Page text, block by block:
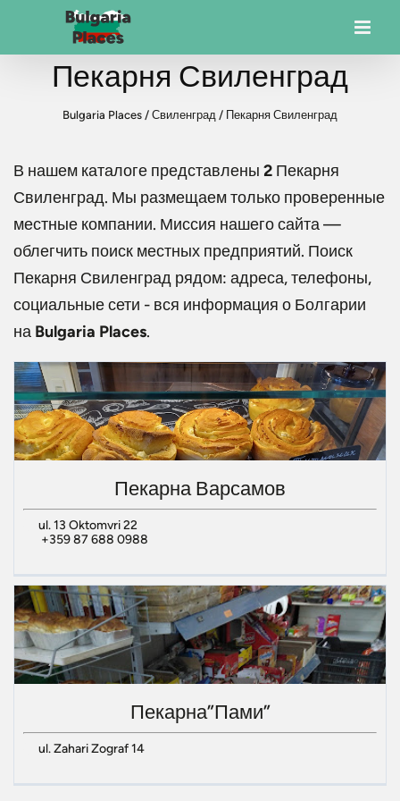
Пекарня Свиленград
Bulgaria Places / Свиленград / Пекарня Свиленград
В нашем каталоге представлены 2 Пекарня
Свиленград. Мы размещаем только проверенные
местные компании. Миссия нашего сайта —
облегчить поиск местных предприятий. Поиск
Пекарня Свиленград рядом: адреса, телефоны,
социальные сети - вся информация о Болгарии
на Bulgaria Places.
Пекарна Варсамов
ul. 13 Oktomvri 22
+359 87 688 0988
Пекарна”Пами”
ul. Zahari Zograf 14